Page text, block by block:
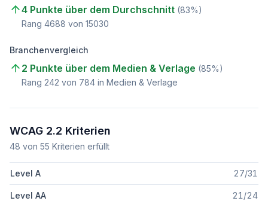
4 Punkte über dem Durchschnitt (83%)
Rang 4688 von 15030
Branchenvergleich
2 Punkte über dem Medien & Verlage (85%)
Rang 242 von 784 in Medien & Verlage
WCAG 2.2 Kriterien
48 von 55 Kriterien erfüllt
Level A 27/31
Level AA 21 /24